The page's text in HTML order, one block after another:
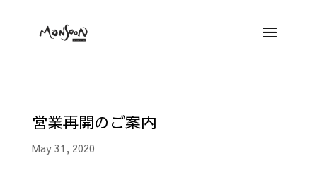
営業再開のご案内
May 31, 2020